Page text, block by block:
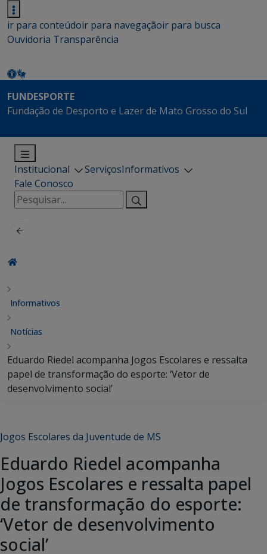
ir para conteúdoir para navegaçãoir para busca
Ouvidoria Transparência
FUNDESPORTE
Fundação de Desporto e Lazer de Mato Grosso do Sul
Institucional ServiçosInformativos
Fale Conosco
Pesquisar
por:
Informativos
Notícias
Eduardo Riedel acompanha Jogos Escolares e ressalta
papel de transformação do esporte: ‘Vetor de
desenvolvimento social’
Jogos Escolares da Juventude de MS
Eduardo Riedel acompanha
Jogos Escolares e ressalta papel
de transformação do esporte:
‘Vetor de desenvolvimento
social’